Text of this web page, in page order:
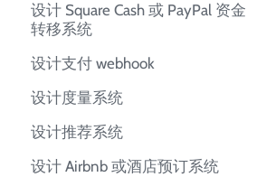
设计 Square Cash 或 PayPal 资金
转移系统
设计支付 webhook
设计度量系统
设计推荐系统
设计 Airbnb 或酒店预订系统